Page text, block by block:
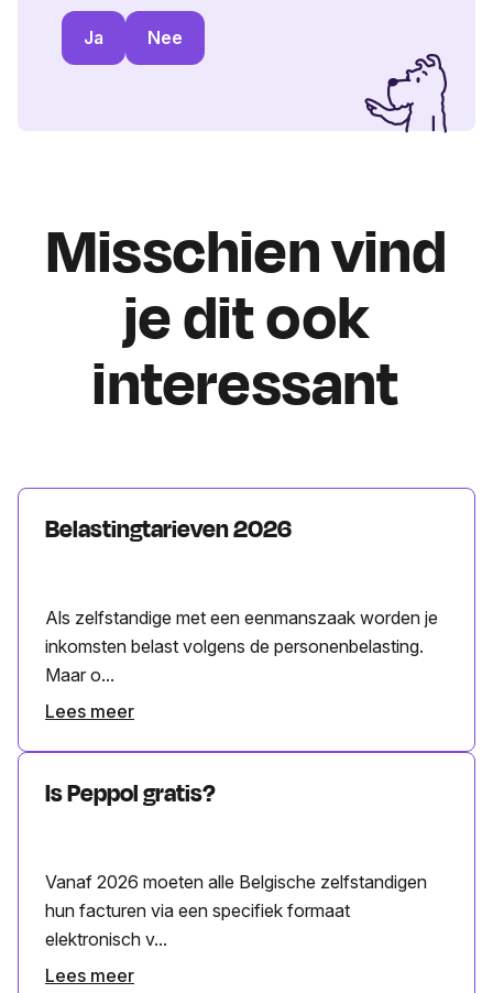
Ja Nee
Misschien vind
je dit ook
interessant
Belastingtarieven 2026
Als zelfstandige met een eenmanszaak worden je
inkomsten belast volgens de personenbelasting.
Maar o...
Lees meer
Is Peppol gratis?
Vanaf 2026 moeten alle Belgische zelfstandigen
hun facturen via een specifiek formaat
elektronisch v...
Lees meer